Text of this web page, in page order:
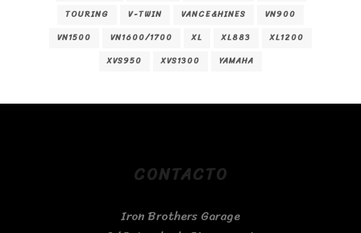
TOURING
V-TWIN VANCE&HINES
VN900
VN1500
VN1600/1700 XL XL883
XL1200
XVS950
XVS1300 YAMAHA
CONTACTO
Iron Brothers Garage